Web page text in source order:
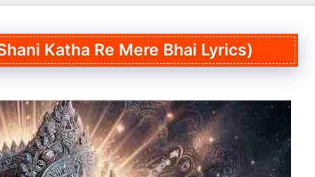
Shani Katha Re Mere Bhai Lyrics)